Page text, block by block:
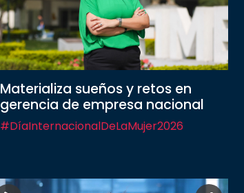
Materializa sueños y retos en
gerencia de empresa nacional
#DíaInternacionalDeLaMujer2026